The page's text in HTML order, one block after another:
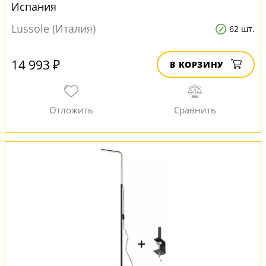
Испания
Lussole (Италия)
62 шт.
14 993 ₽ В КОРЗИНУ